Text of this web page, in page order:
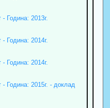
Година: 2013г.
Година: 2014г.
Година: 2014г.
Година: 2015г. - доклад